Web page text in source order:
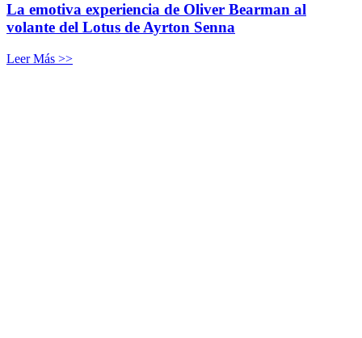
La emotiva experiencia de Oliver Bearman al
volante del Lotus de Ayrton Senna
Leer Más >>